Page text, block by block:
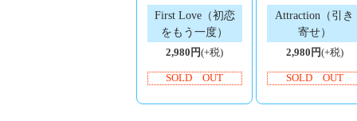
First Love（初恋
をもう一度）
2,980円(+税)
SOLD OUT
Attraction（引き
寄せ）
2,980円(+税)
SOLD OUT